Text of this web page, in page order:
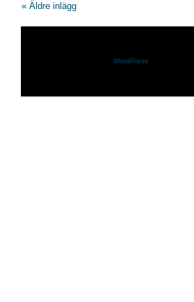
« Äldre inlägg
WordPress